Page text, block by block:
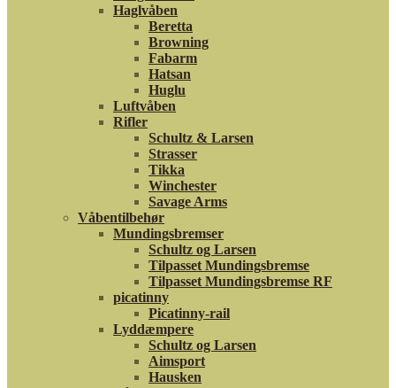
Haglvåben
Beretta
Browning
Fabarm
Hatsan
Huglu
Luftvåben
Rifler
Schultz & Larsen
Strasser
Tikka
Winchester
Savage Arms
Våbentilbehør
Mundingsbremser
Schultz og Larsen
Tilpasset Mundingsbremse
Tilpasset Mundingsbremse RF
picatinny
Picatinny-rail
Lyddæmpere
Schultz og Larsen
Aimsport
Hausken